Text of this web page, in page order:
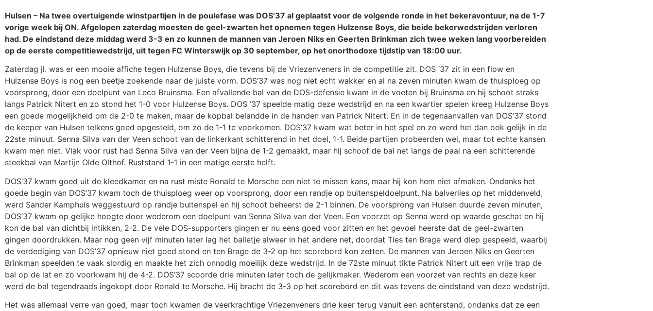
Hulsen – Na twee overtuigende winstpartijen in de poulefase was DOS’37 al geplaatst voor de volgende ronde in het bekeravontuur, na de 1-7
vorige week bij ON. Afgelopen zaterdag moesten de geel-zwarten het opnemen tegen Hulzense Boys, die beide bekerwedstrijden verloren
had. De eindstand deze middag werd 3-3 en zo kunnen de mannen van Jeroen Niks en Geerten Brinkman zich twee weken lang voorbereiden
op de eerste competitiewedstrijd, uit tegen FC Winterswijk op 30 september, op het onorthodoxe tijdstip van 18:00 uur.
Zaterdag jl. was er een mooie affiche tegen Hulzense Boys, die tevens bij de Vriezenveners in de competitie zit. DOS ‘37 zit in een flow en
Hulzense Boys is nog een beetje zoekende naar de juiste vorm. DOS’37 was nog niet echt wakker en al na zeven minuten kwam de thuisploeg op
voorsprong, door een doelpunt van Leco Bruinsma. Een afvallende bal van de DOS-defensie kwam in de voeten bij Bruinsma en hij schoot straks
langs Patrick Nitert en zo stond het 1-0 voor Hulzense Boys. DOS ’37 speelde matig deze wedstrijd en na een kwartier spelen kreeg Hulzense Boys
een goede mogelijkheid om de 2-0 te maken, maar de kopbal belandde in de handen van Patrick Nitert. En in de tegenaanvallen van DOS’37 stond
de keeper van Hulsen telkens goed opgesteld, om zo de 1-1 te voorkomen. DOS’37 kwam wat beter in het spel en zo werd het dan ook gelijk in de
22ste minuut. Senna Silva van der Veen schoot van de linkerkant schitterend in het doel, 1-1. Beide partijen probeerden wel, maar tot echte kansen
kwam men niet. Vlak voor rust had Senna Silva van der Veen bijna de 1-2 gemaakt, maar hij schoof de bal net langs de paal na een schitterende
steekbal van Martijn Olde Olthof. Ruststand 1-1 in een matige eerste helft.
DOS’37 kwam goed uit de kleedkamer en na rust miste Ronald te Morsche een niet te missen kans, maar hij kon hem niet afmaken. Ondanks het
goede begin van DOS’37 kwam toch de thuisploeg weer op voorsprong, door een randje op buitenspeldoelpunt. Na balverlies op het middenveld,
werd Sander Kamphuis weggestuurd op randje buitenspel en hij schoot beheerst de 2-1 binnen. De voorsprong van Hulsen duurde zeven minuten,
DOS’37 kwam op gelijke hoogte door wederom een doelpunt van Senna Silva van der Veen. Een voorzet op Senna werd op waarde geschat en hij
kon de bal van dichtbij intikken, 2-2. De vele DOS-supporters gingen er nu eens goed voor zitten en het gevoel heerste dat de geel-zwarten
gingen doordrukken. Maar nog geen vijf minuten later lag het balletje alweer in het andere net, doordat Ties ten Brage werd diep gespeeld, waarbij
de verdediging van DOS’37 opnieuw niet goed stond en ten Brage de 3-2 op het scorebord kon zetten. De mannen van Jeroen Niks en Geerten
Brinkman speelden te vaak slordig en maakte het zich onnodig moeilijk deze wedstrijd. In de 72ste minuut tikte Patrick Nitert uit een vrije trap de
bal op de lat en zo voorkwam hij de 4-2. DOS’37 scoorde drie minuten later toch de gelijkmaker. Wederom een voorzet van rechts en deze keer
werd de bal tegendraads ingekopt door Ronald te Morsche. Hij bracht de 3-3 op het scorebord en dit was tevens de eindstand van deze wedstrijd.
Het was allemaal verre van goed, maar toch kwamen de veerkrachtige Vriezenveners drie keer terug vanuit een achterstand, ondanks dat ze een